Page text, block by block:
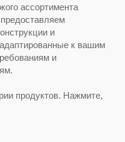
ассортимента
и
к вашим
и
продуктов. Нажмите,